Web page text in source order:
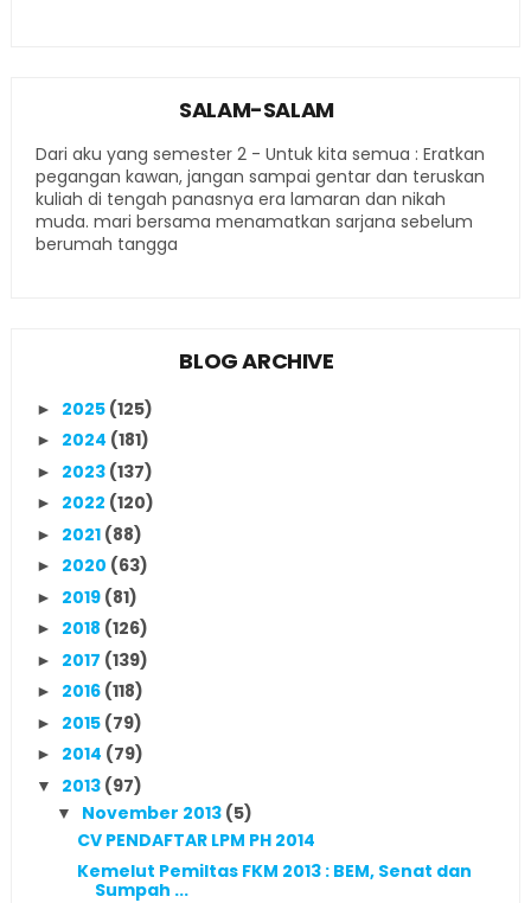
SALAM-SALAM
Dari aku yang semester 2 - Untuk kita semua : Eratkan
pegangan kawan, jangan sampai gentar dan teruskan
kuliah di tengah panasnya era lamaran dan nikah
muda. mari bersama menamatkan sarjana sebelum
berumah tangga
BLOG ARCHIVE
► 2025 (125)
► 2024 (181)
► 2023 (137)
► 2022 (120)
► 2021 (88)
► 2020 (63)
► 2019 (81)
► 2018 (126)
► 2017 (139)
► 2016 (118)
► 2015 (79)
► 2014 (79)
▼ 2013 (97)
▼ November 2013 (5)
CV PENDAFTAR LPM PH 2014
Kemelut Pemiltas FKM 2013 : BEM, Senat dan
Sumpah ...